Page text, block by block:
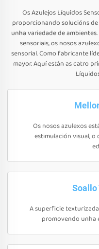
Os Azulejos Líquidos
proporcionando solucións
unha variedade de
sensoriais, os nosos
sensorial. Como fabricante
mayor. Aquí están as catro
Os nosos azulexos
estimulación visual, o
Soallo
A superficie
promovendo unha